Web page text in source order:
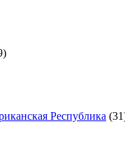
Республика